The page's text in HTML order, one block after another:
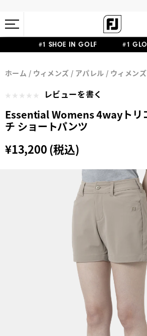
#1 SHOE IN GOLF #1
11,000円
ホーム ウィメンズ アパレル ウィメン
レビューを書く
Essential Womens 4wayトリ
チ ショートパンツ
¥13,200 (税込)